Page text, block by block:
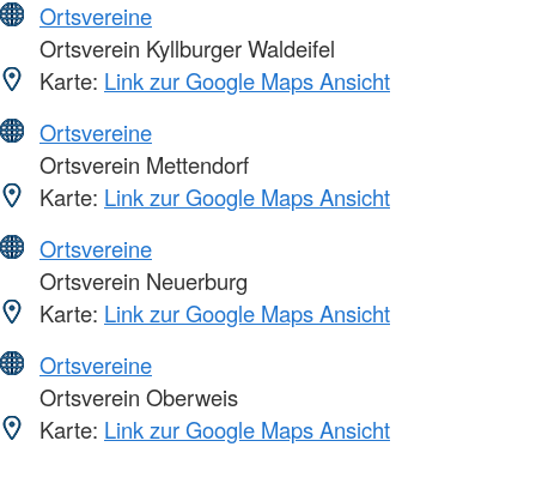
Ortsvereine
Ortsverein Kyllburger Waldeifel
Karte: Link zur Google Maps Ansicht
Ortsvereine
Ortsverein Mettendorf
Karte: Link zur Google Maps Ansicht
Ortsvereine
Ortsverein Neuerburg
Karte: Link zur Google Maps Ansicht
Ortsvereine
Ortsverein Oberweis
Karte: Link zur Google Maps Ansicht